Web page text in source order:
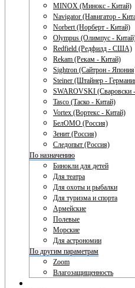
MINOX (Минокс - Китай)
Navigator (Навигатор -
Norbert (Норберт - Китай)
Olympus (Олимпус -
Redfield (Редфилд - США)
Rekam (Рекам - Китай)
Sightron (Сайтрон -
Steiner (Штайнер -
SWAROVSKI (Сваровски
Tasco (Таско - Китай)
Vortex (Вортекс - Китай)
БелОМО (Россия)
Зенит (Россия)
Следопыт (Россия)
По назначению
Бинокли для детей
Для театра
Для охоты и рыбалки
Для туризма и спорта
Армейские
Полевые
Морские
Для астрономии
По другим параметрам
Zoom
Влагозащищенность